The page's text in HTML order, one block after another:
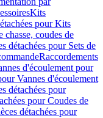
Kits
pour Kits
chasse, coudes de
détachées pour Sets de
Raccordements
d'écoulement pour
Vannes d'écoulement
détachées pour
pour Coudes de
détachées pour